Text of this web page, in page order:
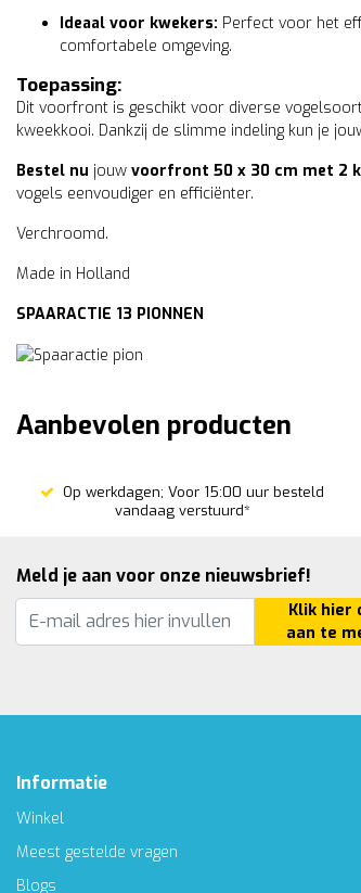
Ideaal voor kwekers: Perfect voor het
comfortabele omgeving.
Toepassing:
Dit voorfront is geschikt voor diverse
kweekkooi. Dankzij de slimme indeling kun je
Bestel nu jouw voorfront 50 x 30 cm met 2
vogels eenvoudiger en efficiënter.
Verchroomd.
Made in Holland
SPAARACTIE 13 PIONNEN
Plastic
Aanbevolen producten
Op werkdagen; Voor 15:00 uur besteld
vandaag verstuurd*
Meld je aan voor onze nieuwsbrief!
Klik hier
aan te
Informatie
Winkel
Meest gestelde vragen
Blogs